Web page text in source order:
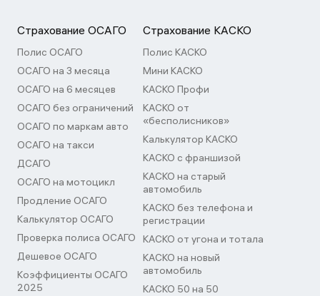
Страхование ОСАГО
Полис ОСАГО
ОСАГО на 3 месяца
ОСАГО на 6 месяцев
ОСАГО без ограничений
ОСАГО по маркам авто
ОСАГО на такси
ДСАГО
ОСАГО на мотоцикл
Продление ОСАГО
Калькулятор ОСАГО
Проверка полиса ОСАГО
Дешевое ОСАГО
Коэффициенты ОСАГО
2025
Страхование КАСКО
Полис КАСКО
Мини КАСКО
КАСКО Профи
КАСКО от
«бесполисников»
Калькулятор КАСКО
КАСКО с франшизой
КАСКО на старый
автомобиль
КАСКО без телефона и
регистрации
КАСКО от угона и тотала
КАСКО на новый
автомобиль
КАСКО 50 на 50